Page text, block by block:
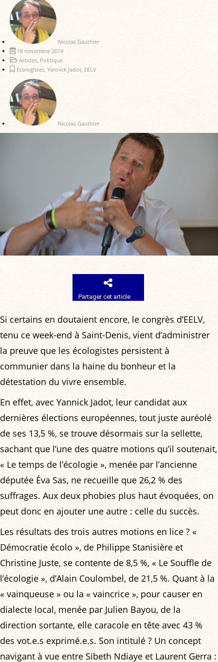
Nicolas Gauthier
18 novembre 2019
Articles, Politique
Ecologistes, Yannick Jadot, EELV
Nicolas Gauthier
Partager cet article
Si certains en doutaient encore, le congrès d’EELV,
tenu ce week-end à Saint-Denis, vient d’administrer
la preuve que les écologistes persistent à
communier dans la haine du bonheur et la
détestation du vivre ensemble.
En effet, avec Yannick Jadot, leur candidat aux
dernières élections européennes, tout juste auréolé
de ses 13,5 %, se trouve désormais sur la sellette,
sachant que l’une des quatre motions qu’il soutenait,
« Le temps de l’écologie », menée par l’ancienne
députée Éva Sas, ne recueille que 26,2 % des
suffrages. Aux deux phobies plus haut évoquées, on
peut donc en ajouter une autre : celle du succès.
Les résultats des trois autres motions en lice ? «
Démocratie écolo », de Philippe Stanisière et
Christine Juste, se contente de 8,5 %, « Le Souffle de
l’écologie », d’Alain Coulombel, de 21,5 %. Quant à la
« vainqueuse » ou la « vaincrice », pour causer en
dialecte local, menée par Julien Bayou, de la
direction sortante, elle caracole en tête avec 43 %
des vot.e.s exprimé.e.s. Son intitulé ? Un concept
navigant à vue entre Sibeth Ndiaye et Laurent Gerra :